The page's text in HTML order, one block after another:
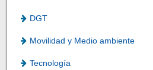
DGT
Movilidad y Medio ambiente
Tecnología